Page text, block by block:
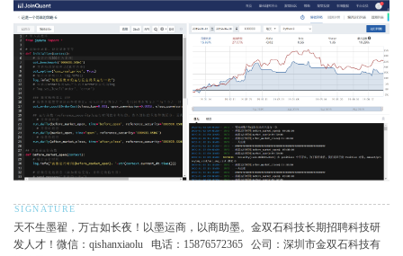
天不生墨翟，万古如长夜！以墨运商，以商助墨。金双石科技长期招聘科技研
发人才！微信：qishanxiaolu 电话：15876572365 公司：深圳市金双石科技有